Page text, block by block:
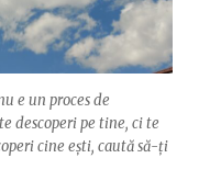
e un proces de
descoperi pe tine, ci te
cine ești, caută să-ți